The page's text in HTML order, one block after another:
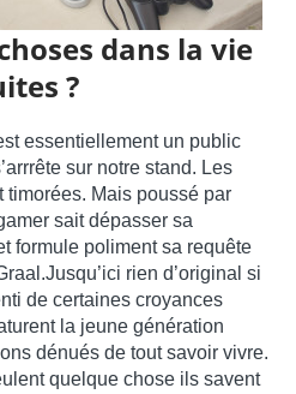
dans la vie
?
essentiellement un public
sur notre stand. Les
timorées. Mais poussé par
sait dépasser sa
formule poliment sa requête
rien d’original si
de certaines croyances
la jeune génération
dénués de tout savoir vivre.
quelque chose ils savent